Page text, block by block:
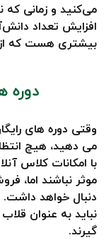
می‌کنید و زمانی که
افزایش تعداد
بیشتری هست که
دوره
وقتی دوره های
می دهید، هیچ
با امکانات کلاس
موثر نباشند اما،
دنبال خواهد داشت.
نباید به عنوان
گیرند.